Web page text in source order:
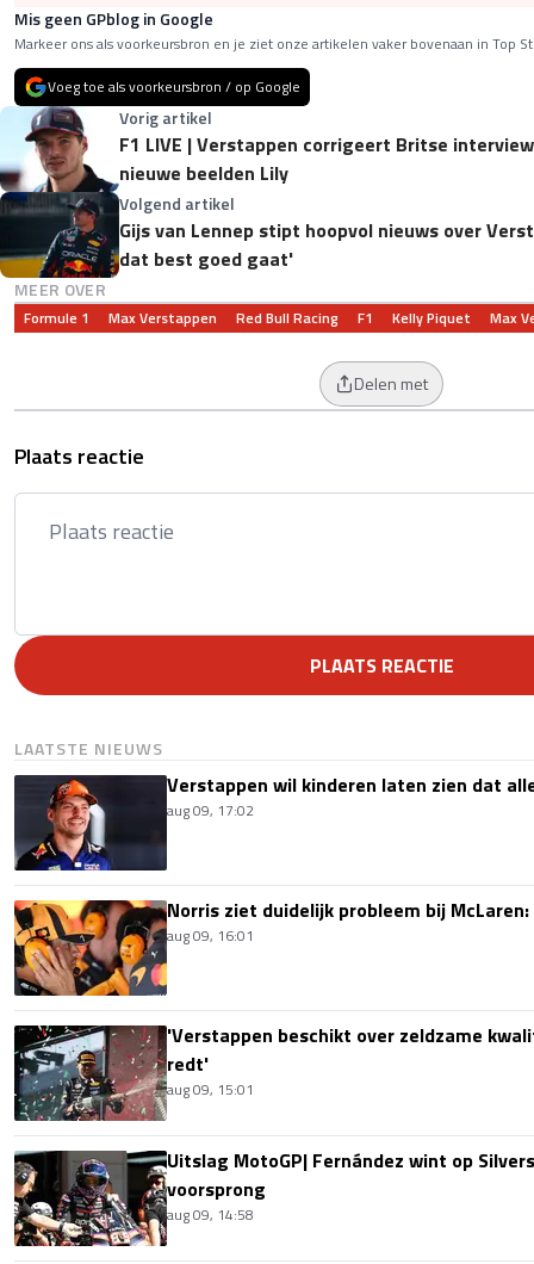
Mis geen GPblog in Google
Markeer ons als voorkeursbron en je ziet onze artikelen vaker bovenaan in Top
Voeg toe als voorkeursbron / op Google
Vorig artikel
F1 LIVE | Verstappen corrigeert Britse
nieuwe beelden Lily
Volgend artikel
Gijs van Lennep stipt hoopvol nieuws over
dat best goed gaat'
MEER OVER
Formule 1 Max Verstappen Red Bull Racing F1 Kelly Piquet Max
Delen met
Plaats reactie
PLAATS REACTIE
LAATSTE NIEUWS
Verstappen wil kinderen laten zien dat
aug 09, 17:02
Norris ziet duidelijk probleem bij
aug 09, 16:01
'Verstappen beschikt over zeldzame
redt'
aug 09, 15:01
Uitslag MotoGP| Fernández wint op
voorsprong
aug 09, 14:58